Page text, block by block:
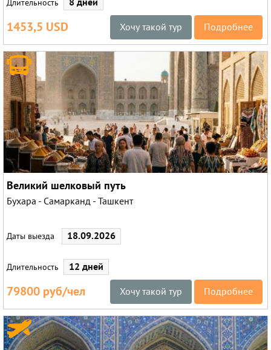
Длительность 8 дней
1453,5 USD Хочу такой тур Подробнее
Великий шелковый путь
Бухара - Самарканд - Ташкент
Даты выезда 18.09.2026
Длительность 12 дней
79800 руб/чел Хочу такой тур Подробнее